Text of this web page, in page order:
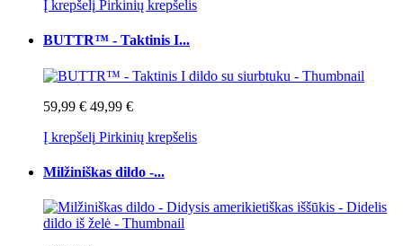
Į krepšelį Pirkinių krepšelis
BUTTR™ - Taktinis I...
59,99 € 49,99 €
Į krepšelį Pirkinių krepšelis
Milžiniškas dildo -...